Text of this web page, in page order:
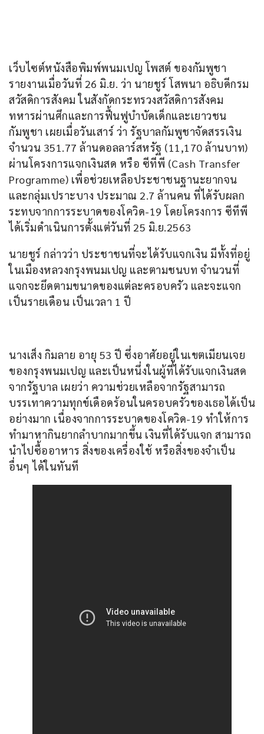
เว็บไซต์หนังสือพิมพ์พนมเปญ โพสต์ ของกัมพูชา
รายงานเมื่อวันที่ 26 มิ.ย. ว่า นายชูร์ โสพนา อธิบดีกรม
สวัสดิการสังคม ในสังกัดกระทรวงสวัสดิการสังคม
ทหารผ่านศึกและการฟื้นฟูบำบัดเด็กและเยาวชน
กัมพูชา เผยเมื่อวันเสาร์ ว่า รัฐบาลกัมพูชาจัดสรรเงิน
จำนวน 351.77 ล้านดอลลาร์สหรัฐ (11,170 ล้านบาท)
ผ่านโครงการแจกเงินสด หรือ ซีทีพี (Cash Transfer
Programme) เพื่อช่วยเหลือประชาชนฐานะยากจน
และกลุ่มเปราะบาง ประมาณ 2.7 ล้านคน ที่ได้รับผลก
ระทบจากการระบาดของโควิด-19 โดยโครงการ ซีทีพี
ได้เริ่มดำเนินการตั้งแต่วันที่ 25 มิ.ย.2563
นายชูร์ กล่าวว่า ประชาชนที่จะได้รับแจกเงิน มีทั้งที่อยู่
ในเมืองหลวงกรุงพนมเปญ และตามชนบท จำนวนที่
แจกจะยึดตามขนาดของแต่ละครอบครัว และจะแจก
เป็นรายเดือน เป็นเวลา 1 ปี
นางเส็ง กิมลาย อายุ 53 ปี ซึ่งอาศัยอยู่ในเขตเมียนเจย
ของกรุงพนมเปญ และเป็นหนึ่งในผู้ที่ได้รับแจกเงินสด
จากรัฐบาล เผยว่า ความช่วยเหลือจากรัฐสามารถ
บรรเทาความทุกข์เดือดร้อนในครอบครัวของเธอได้เป็น
อย่างมาก เนื่องจากการระบาดของโควิด-19 ทำให้การ
ทำมาหากินยากลำบากมากขึ้น เงินที่ได้รับแจก สามารถ
นำไปซื้ออาหาร สิ่งของเครื่องใช้ หรือสิ่งของจำเป็น
อื่นๆ ได้ในทันที